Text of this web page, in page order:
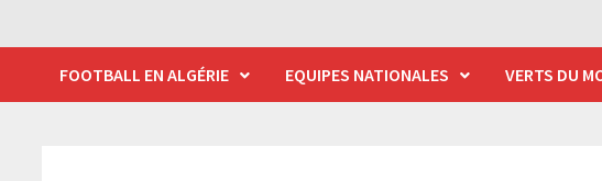
FOOTBALL EN ALGÉRIE EQUIPES NATIONALES VERTS DU